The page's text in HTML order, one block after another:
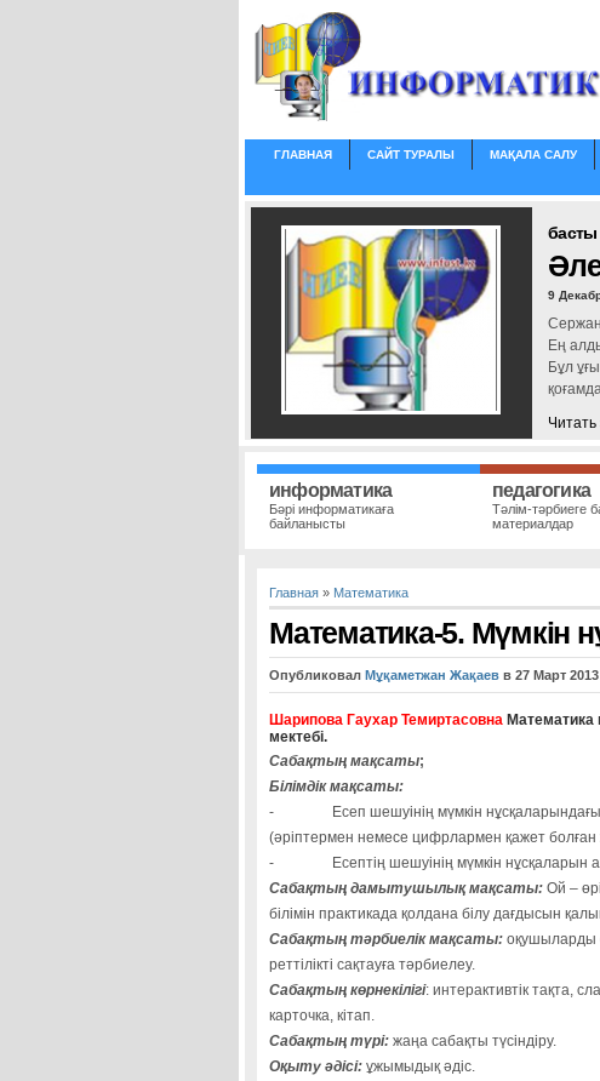
ГЛАВНАЯ САЙТ ТУРАЛЫ МАҚАЛА САЛУ
9
Ең
Бұл
информатика
Бәрі информатикаға
байланысты
педагогика
Тәлім-тәрбиеге
материалдар
Главная » Математика
Математика-5. Мүмкін
Опубликовал Мұқаметжан Жақаев в 27 Март
Шарипова Гаухар Темиртасовна Математика
мектебі.
Сабақтың мақсаты;
Білімдік мақсаты:
- Есеп шешуінің мүмкін нұсқаларындағы
(әріптермен немесе цифрлармен қажет болған
- Есептің шешуінің мүмкін нұсқаларын
Сабақтың дамытушылық мақсаты: Ой –
білімін практикада қолдана білу дағдысын
Сабақтың тәрбиелік мақсаты: оқушыларды
реттілікті сақтауға тәрбиелеу.
Сабақтың көрнекілігі: интерактивтік тақта,
карточка, кітап.
Сабақтың түрі: жаңа сабақты түсіндіру.
Оқыту әдісі: ұжымыдық әдіс.